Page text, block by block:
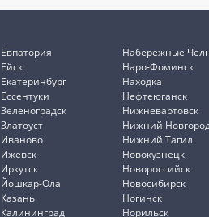
Евпатория
Ейск
Екатеринбург
Ессентуки
Зеленоградск
Златоуст
Иваново
Ижевск
Иркутск
Йошкар-Ола
Казань
Калининград
Набережные
Наро-Фоминск
Находка
Нефтеюганск
Нижневартовск
Нижний
Нижний Тагил
Новокузнецк
Новороссийск
Новосибирск
Ногинск
Норильск